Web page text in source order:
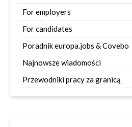
For employers
For candidates
Poradnik europa.jobs & Covebo
Najnowsze wiadomości
Przewodniki pracy za granicą